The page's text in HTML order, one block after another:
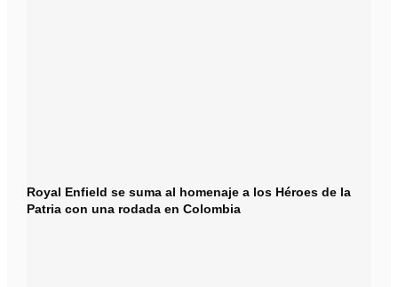
Royal Enfield se suma al homenaje a los Héroes de la
Patria con una rodada en Colombia